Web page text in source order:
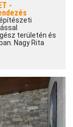
-
területén és
Nagy Rita